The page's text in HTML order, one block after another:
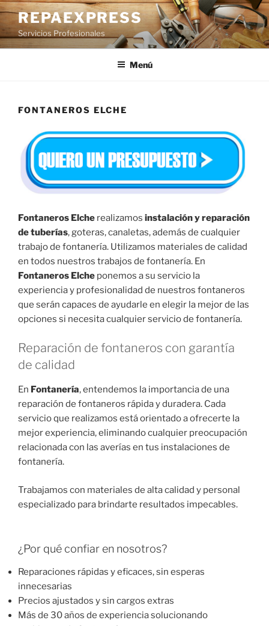
Saltar
contenido
REPAEXPRESS
Servicios Profesionales
Menú
FONTANEROS ELCHE
Fontaneros Elche realizamos instalación y reparación
de tuberías, goteras, canaletas, además de cualquier
trabajo de fontanería. Utilizamos materiales de calidad
en todos nuestros trabajos de fontanería. En
Fontaneros Elche ponemos a su servicio la
experiencia y profesionalidad de nuestros fontaneros
que serán capaces de ayudarle en elegir la mejor de las
opciones si necesita cualquier servicio de fontanería.
Reparación de fontaneros con garantía
de calidad
En Fontanería, entendemos la importancia de una
reparación de fontaneros rápida y duradera. Cada
servicio que realizamos está orientado a ofrecerte la
mejor experiencia, eliminando cualquier preocupación
relacionada con las averías en tus instalaciones de
fontanería.
Trabajamos con materiales de alta calidad y personal
especializado para brindarte resultados impecables.
¿Por qué confiar en nosotros?
Reparaciones rápidas y eficaces, sin esperas
innecesarias
Precios ajustados y sin cargos extras
Más de 30 años de experiencia solucionando